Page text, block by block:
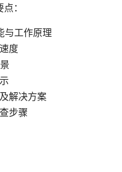
：
与工作原理
度
解决方案
步骤